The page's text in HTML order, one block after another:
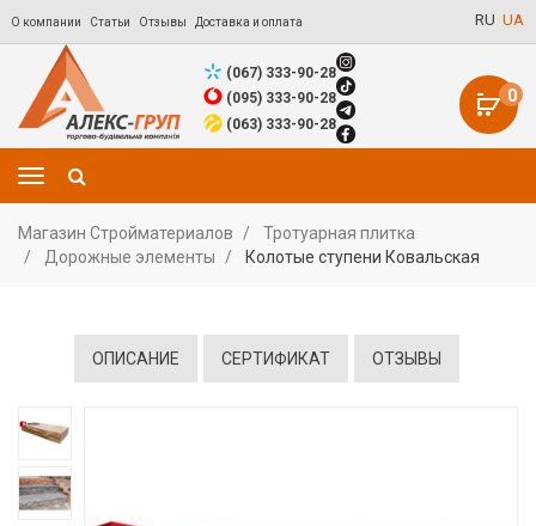
О компании Статьи Отзывы Доставка и оплата RU UA
0
(067) 333-90-28
(095) 333-90-28
(063) 333-90-28
Магазин Стройматериалов
Тротуарная плитка
Дорожные элементы
Колотые ступени Ковальская
ОПИСАНИЕ СЕРТИФИКАТ ОТЗЫВЫ